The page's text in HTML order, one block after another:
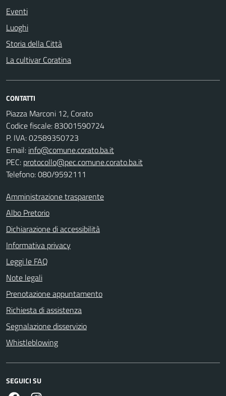
Eventi
Luoghi
Storia della Città
La cultivar Coratina
CONTATTI
Piazza Marconi 12, Corato
Codice fiscale: 83001590724
P. IVA: 02589350723
Email: info@comune.corato.ba.it
PEC: protocollo@pec.comune.corato.ba.it
Telefono: 080/9592111
Amministrazione trasparente
Albo Pretorio
Dichiarazione di accessibilità
Informativa privacy
Leggi le FAQ
Note legali
Prenotazione appuntamento
Richiesta di assistenza
Segnalazione disservizio
Whistleblowing
SEGUICI SU